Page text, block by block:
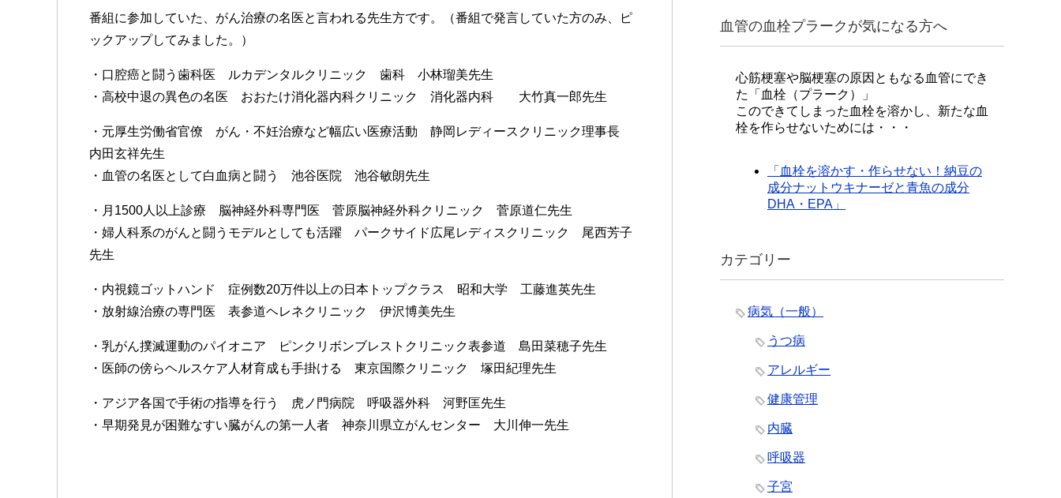
番組に参加していた、がん治療の名医と言われる先生方です。（番組で発言していた方のみ、ピ
ックアップしてみました。）
・口腔癌と闘う歯科医 ルカデンタルクリニック 歯科 小林瑠美先生
・高校中退の異色の名医 おおたけ消化器内科クリニック 消化器内科 大竹真一郎先生
・元厚生労働省官僚 がん・不妊治療など幅広い医療活動 静岡レディースクリニック理事長
内田玄祥先生
・血管の名医として白血病と闘う 池谷医院 池谷敏朗先生
・月1500人以上診療 脳神経外科専門医 菅原脳神経外科クリニック 菅原道仁先生
・婦人科系のがんと闘うモデルとしても活躍 パークサイド広尾レディスクリニック 尾西芳子
先生
・内視鏡ゴットハンド 症例数20万件以上の日本トップクラス 昭和大学 工藤進英先生
・放射線治療の専門医 表参道ヘレネクリニック 伊沢博美先生
・乳がん撲滅運動のパイオニア ピンクリボンブレストクリニック表参道 島田菜穂子先生
・医師の傍らヘルスケア人材育成も手掛ける 東京国際クリニック 塚田紀理先生
・アジア各国で手術の指導を行う 虎ノ門病院 呼吸器外科 河野匡先生
・早期発見が困難なすい臓がんの第一人者 神奈川県立がんセンター 大川伸一先生
血管の血栓プラークが気になる方へ
心筋梗塞や脳梗塞の原因ともなる血管にでき
た「血栓（プラーク）」
このできてしまった血栓を溶かし、新たな血
栓を作らせないためには・・・
「血栓を溶かす・作らせない！納豆の
成分ナットウキナーゼと青魚の成分
DHA・EPA」
カテゴリー
病気（一般）
うつ病
アレルギー
健康管理
内臓
呼吸器
子宮